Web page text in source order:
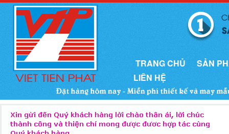
TRANG CHỦ
SẢN
LIÊN HỆ